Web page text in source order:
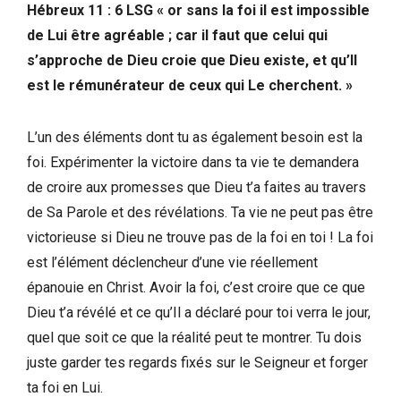
Hébreux 11 : 6 LSG « or sans la foi il est impossible
de Lui être agréable ; car il faut que celui qui
s’approche de Dieu croie que Dieu existe, et qu’Il
est le rémunérateur de ceux qui Le cherchent. »
L’un des éléments dont tu as également besoin est la
foi. Expérimenter la victoire dans ta vie te demandera
de croire aux promesses que Dieu t’a faites au travers
de Sa Parole et des révélations. Ta vie ne peut pas être
victorieuse si Dieu ne trouve pas de la foi en toi ! La foi
est l’élément déclencheur d’une vie réellement
épanouie en Christ. Avoir la foi, c’est croire que ce que
Dieu t’a révélé et ce qu’Il a déclaré pour toi verra le jour,
quel que soit ce que la réalité peut te montrer. Tu dois
juste garder tes regards fixés sur le Seigneur et forger
ta foi en Lui.